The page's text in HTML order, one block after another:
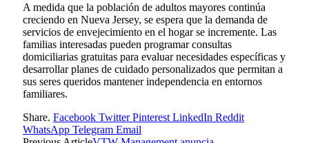
A medida que la población de adultos mayores continúa
creciendo en Nueva Jersey, se espera que la demanda de
servicios de envejecimiento en el hogar se incremente. Las
familias interesadas pueden programar consultas
domiciliarias gratuitas para evaluar necesidades específicas y
desarrollar planes de cuidado personalizados que permitan a
sus seres queridos mantener independencia en entornos
familiares.
Share. Facebook Twitter Pinterest LinkedIn Reddit
WhatsApp Telegram Email